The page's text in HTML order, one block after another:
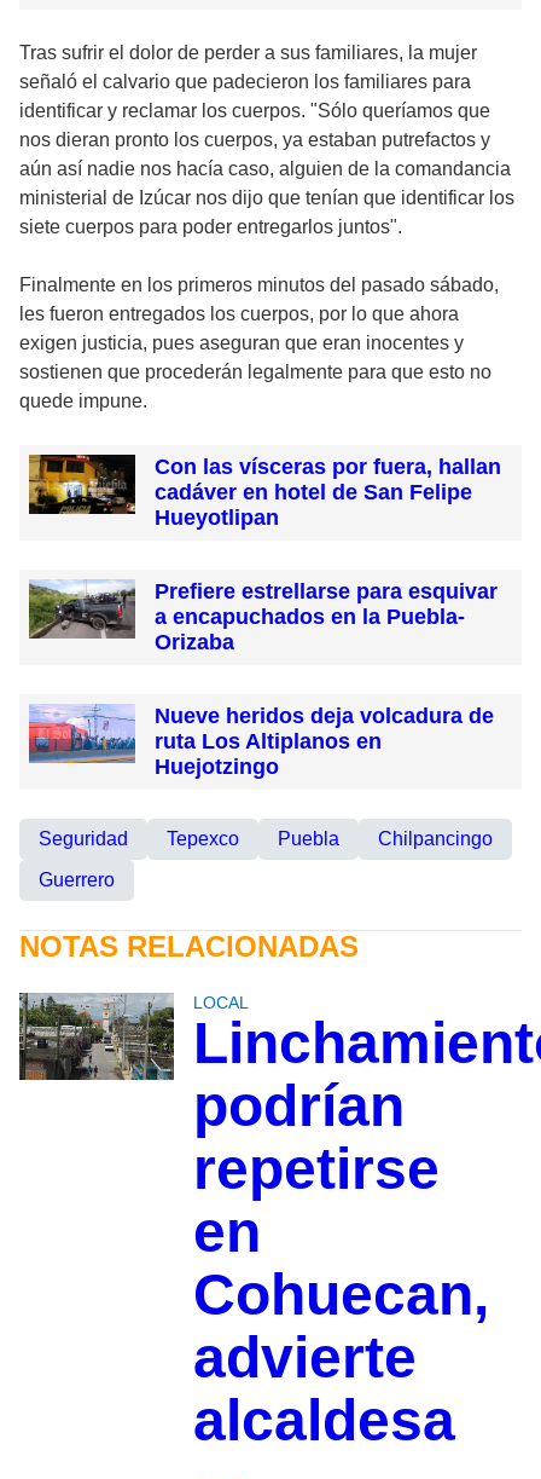
Tras sufrir el dolor de perder a sus familiares, la mujer
señaló el calvario que padecieron los familiares para
identificar y reclamar los cuerpos. "Sólo queríamos que
nos dieran pronto los cuerpos, ya estaban putrefactos y
aún así nadie nos hacía caso, alguien de la comandancia
ministerial de Izúcar nos dijo que tenían que identificar los
siete cuerpos para poder entregarlos juntos".
Finalmente en los primeros minutos del pasado sábado,
les fueron entregados los cuerpos, por lo que ahora
exigen justicia, pues aseguran que eran inocentes y
sostienen que procederán legalmente para que esto no
quede impune.
Con las vísceras por fuera, hallan
cadáver en hotel de San Felipe
Hueyotlipan
Prefiere estrellarse para esquivar
a encapuchados en la Puebla-
Orizaba
Nueve heridos deja volcadura de
ruta Los Altiplanos en
Huejotzingo
Seguridad Tepexco Puebla
Chilpancingo
Guerrero
NOTAS RELACIONADAS
LOCAL
podrían
repetirse
en
Cohuecan,
advierte
alcaldesa